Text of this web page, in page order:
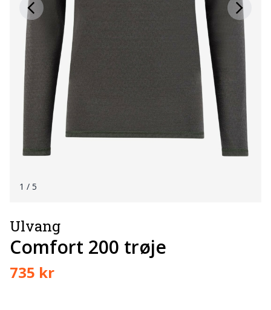
1 / 5
Ulvang
Comfort 200 trøje
735 kr